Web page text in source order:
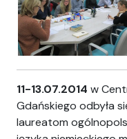
11-13.07.2014 w
Gdańskiego odbyła
laureatom